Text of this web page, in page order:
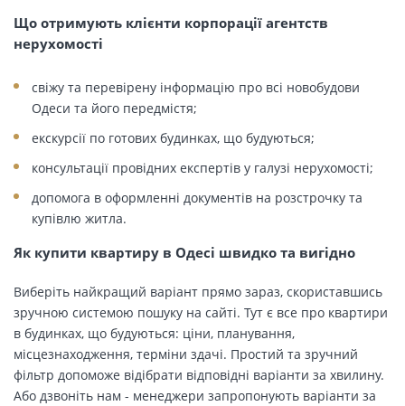
Що отримують клієнти корпорації агентств
нерухомості
свіжу та перевірену інформацію про всі новобудови
Одеси та його передмістя;
екскурсії по готових будинках, що будуються;
консультації провідних експертів у галузі нерухомості;
допомога в оформленні документів на розстрочку та
купівлю житла.
Як купити квартиру в Одесі швидко та вигідно
Виберіть найкращий варіант прямо зараз, скориставшись
зручною системою пошуку на сайті. Тут є все про квартири
в будинках, що будуються: ціни, планування,
місцезнаходження, терміни здачі. Простий та зручний
фільтр допоможе відібрати відповідні варіанти за хвилину.
Або дзвоніть нам - менеджери запропонують варіанти за